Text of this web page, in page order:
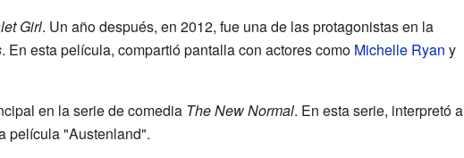
Girl. Un año después, en 2012, fue una de las protagonistas en la
. En esta película, compartió pantalla con actores como Michelle Ryan y
en la serie de comedia The New Normal. En esta serie, interpretó a
película "Austenland".